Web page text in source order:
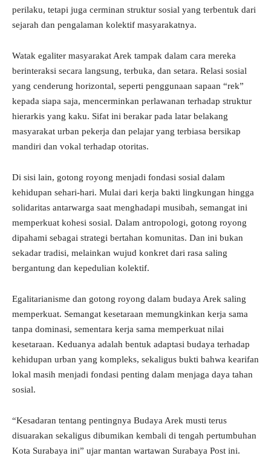
perilaku, tetapi juga cerminan struktur sosial yang terbentuk dari
sejarah dan pengalaman kolektif masyarakatnya.
Watak egaliter masyarakat Arek tampak dalam cara mereka
berinteraksi secara langsung, terbuka, dan setara. Relasi sosial
yang cenderung horizontal, seperti penggunaan sapaan “rek”
kepada siapa saja, mencerminkan perlawanan terhadap struktur
hierarkis yang kaku. Sifat ini berakar pada latar belakang
masyarakat urban pekerja dan pelajar yang terbiasa bersikap
mandiri dan vokal terhadap otoritas.
Di sisi lain, gotong royong menjadi fondasi sosial dalam
kehidupan sehari-hari. Mulai dari kerja bakti lingkungan hingga
solidaritas antarwarga saat menghadapi musibah, semangat ini
memperkuat kohesi sosial. Dalam antropologi, gotong royong
dipahami sebagai strategi bertahan komunitas. Dan ini bukan
sekadar tradisi, melainkan wujud konkret dari rasa saling
bergantung dan kepedulian kolektif.
Egalitarianisme dan gotong royong dalam budaya Arek saling
memperkuat. Semangat kesetaraan memungkinkan kerja sama
tanpa dominasi, sementara kerja sama memperkuat nilai
kesetaraan. Keduanya adalah bentuk adaptasi budaya terhadap
kehidupan urban yang kompleks, sekaligus bukti bahwa kearifan
lokal masih menjadi fondasi penting dalam menjaga daya tahan
sosial.
“Kesadaran tentang pentingnya Budaya Arek musti terus
disuarakan sekaligus dibumikan kembali di tengah pertumbuhan
Kota Surabaya ini” ujar mantan wartawan Surabaya Post ini.